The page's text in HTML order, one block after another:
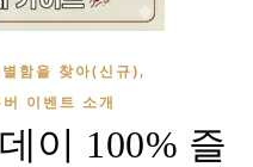
함을 찾아(신규),
이벤트 소개
이 100% 즐